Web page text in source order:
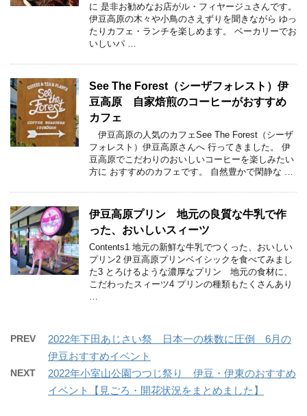
に 是非お勧めなお店がル・フィヤージュさんです。
伊豆高原の木々や小鳥のさえずりを聞きながら ゆっ
たりカフェ・ランチを楽しめます。 ベーカリーでお
いしいパ …
See The Forest（シーザフォレスト）伊
豆高原 自家焙煎のコーヒーがおすすめ
カフェ
伊豆高原の人気のカフェSee The Forest（シーザ
フォレスト）伊豆高原さんへ 行ってきました。 伊
豆高原でこだわりのおいしいコーヒーを楽しみたい
方に おすすめのカフェです。 自然豊かで閑静な …
伊豆高原プリン 地元の良質な牛乳で作
った、おいしいスィーツ
Contents1 地元の新鮮な牛乳でつくった、おいしい
プリン2 伊豆高原プリンベイシックを食べてみまし
た3 とろけるような濃厚なプリン 地元の食材に、
こだわったスィーツ4 プリンの種類もたくさんあり
PREV
2022年下田あじさい祭 日本一の株数に圧倒 6月の
伊豆おすすめイベント
NEXT
2022年小室山公園つつじ祭り 伊豆・伊東のおすすめ
イベント【見ごろ・開花状況をまとめました】